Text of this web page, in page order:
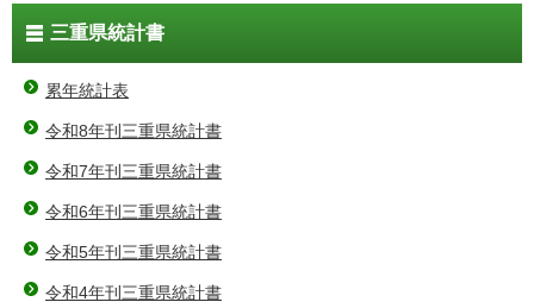
三重県統計書
累年統計表
令和8年刊三重県統計書
令和7年刊三重県統計書
令和6年刊三重県統計書
令和5年刊三重県統計書
令和4年刊三重県統計書